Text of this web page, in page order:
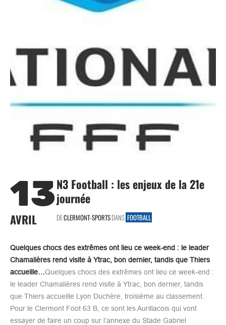
13
AVRIL
N3 Football : les enjeux de la 21e
journée
DECLERMONT-SPORTSDANS FOOTBALL
Quelques chocs des extrêmes ont lieu ce week-end : le leader
Chamalières rend visite à Ytrac, bon dernier, tandis que Thiers
accueille…Quelques chocs des extrêmes ont lieu ce week-end :
le leader Chamalières rend visite à Ytrac, bon dernier, tandis
que Thiers accueille Lyon Duchère, troisième au classement.
Pour le Clermont Foot 63 B, ce sont les Aurillacois qui vont
essayer de faire un coup sur l’annexe du Stade Gabriel